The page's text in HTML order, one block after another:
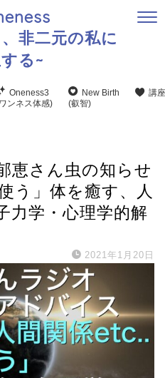
非二元の私に
る~
Oneness3
ンネス体感)
New Birth
(叡智)
講
恵さん虫の知らせ
う」体を癒す、人
力学・心理学的解
2021年1月20日